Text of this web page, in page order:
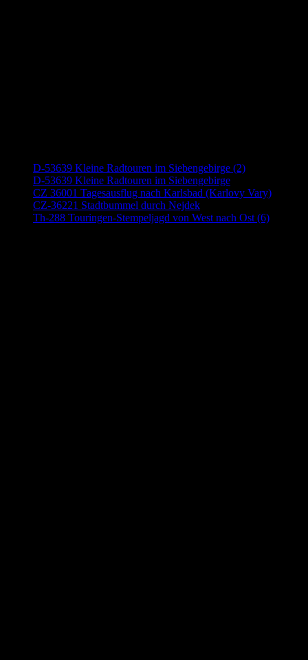
D-53639 Kleine Radtouren im Siebengebirge (2)
D-53639 Kleine Radtouren im Siebengebirge
CZ 36001 Tagesausflug nach Karlsbad (Karlovy Vary)
CZ-36221 Stadtbummel durch Nejdek
Th-288 Touringen-Stempeljagd von West nach Ost (6)